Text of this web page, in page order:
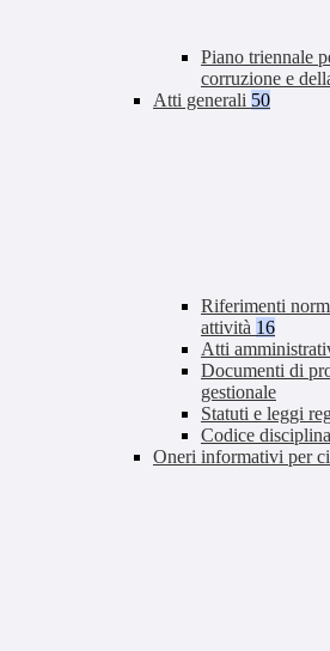
Piano triennale
corruzione e
Atti generali 50
Riferimenti
attività 16
Atti
Documenti di
gestionale
Statuti e leggi
Codice
Oneri informativi per